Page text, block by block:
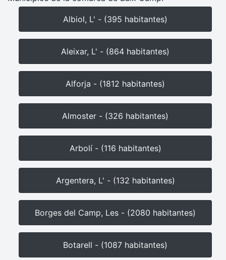
Albiol, L' - (395 habitantes)
Aleixar, L' - (864 habitantes)
Alforja - (1812 habitantes)
Almoster - (326 habitantes)
Arbolí - (116 habitantes)
Argentera, L' - (132 habitantes)
Borges del Camp, Les - (2080 habitantes)
Botarell - (1087 habitantes)